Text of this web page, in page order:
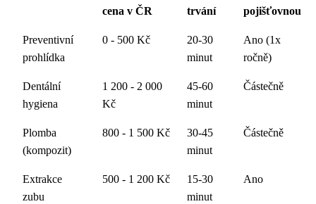
cena v ČR
trvání
pojišťovnou
Preventivní
prohlídka
0 - 500 Kč
20-30
minut
Ano (1x
ročně)
Dentální
hygiena
1 200 - 2 000
Kč
45-60
minut
Částečně
Plomba
(kompozit)
800 - 1 500 Kč
30-45
minut
Částečně
Extrakce
zubu
500 - 1 200 Kč
15-30
minut
Ano